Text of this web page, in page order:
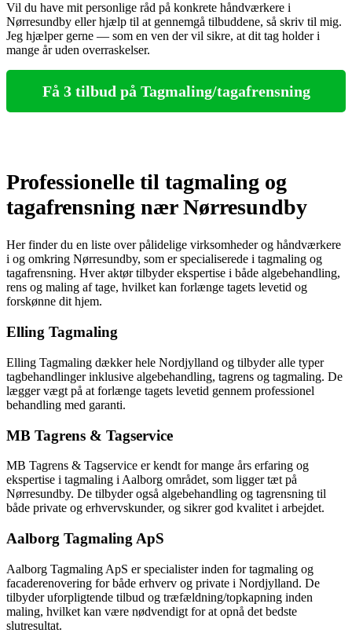
Vil du have mit personlige råd på konkrete håndværkere i
Nørresundby eller hjælp til at gennemgå tilbuddene, så skriv til mig.
Jeg hjælper gerne — som en ven der vil sikre, at dit tag holder i
mange år uden overraskelser.
Få 3 tilbud på Tagmaling/tagafrensning
Professionelle til tagmaling og
tagafrensning nær Nørresundby
Her finder du en liste over pålidelige virksomheder og håndværkere
i og omkring Nørresundby, som er specialiserede i tagmaling og
tagafrensning. Hver aktør tilbyder ekspertise i både algebehandling,
rens og maling af tage, hvilket kan forlænge tagets levetid og
forskønne dit hjem.
Elling Tagmaling
Elling Tagmaling dækker hele Nordjylland og tilbyder alle typer
tagbehandlinger inklusive algebehandling, tagrens og tagmaling. De
lægger vægt på at forlænge tagets levetid gennem professionel
behandling med garanti.
MB Tagrens & Tagservice
MB Tagrens & Tagservice er kendt for mange års erfaring og
ekspertise i tagmaling i Aalborg området, som ligger tæt på
Nørresundby. De tilbyder også algebehandling og tagrensning til
både private og erhvervskunder, og sikrer god kvalitet i arbejdet.
Aalborg Tagmaling ApS
Aalborg Tagmaling ApS er specialister inden for tagmaling og
facaderenovering for både erhverv og private i Nordjylland. De
tilbyder uforpligtende tilbud og træfældning/topkapning inden
maling, hvilket kan være nødvendigt for at opnå det bedste
slutresultat.